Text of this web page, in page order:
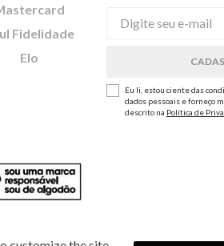
Fidelidade
Elo
Eu li, estou ciente das
dados pessoais e forneço
descrito na Política de